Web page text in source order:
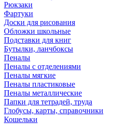
Рюкзаки
Фартуки
Доски для рисования
Обложки школьные
Подставки для книг
Бутылки, ланчбоксы
Пеналы
Пеналы с отделениями
Пеналы мягкие
Пеналы пластиковые
Пеналы металлические
Папки для тетрадей, труда
Глобусы, карты, справочники
Кошельки